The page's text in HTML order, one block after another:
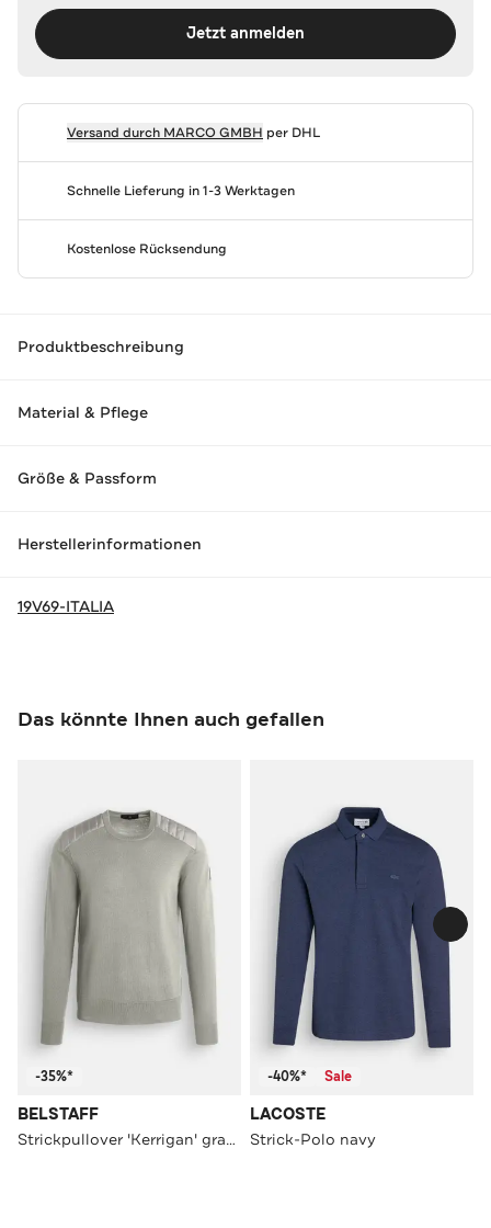
Jetzt anmelden
Versand durch MARCO GMBH per DHL
Schnelle Lieferung in 1-3 Werktagen
Kostenlose Rücksendung
Produktbeschreibung
Material & Pflege
Größe & Passform
Herstellerinformationen
19V69-ITALIA
Das könnte Ihnen auch gefallen
-35%*
BELSTAFF
Strickpullover 'Kerrigan' graugrün
-40%* Sale
LACOSTE
Strick-Polo navy